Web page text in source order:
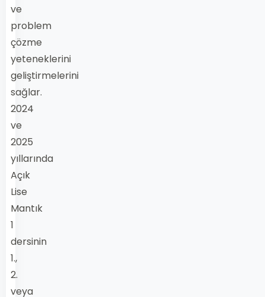
ve
problem
çözme
yeteneklerini
geliştirmelerini
sağlar.
2024
ve
2025
yıllarında
Açık
Lise
Mantık
1
dersinin
1.,
2.
veya